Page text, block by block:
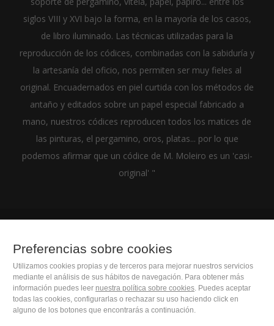
siglos VIII y XVI bajo la forma, en la mayoría de los casos,
de libro iluminado. Las técnicas utilizadas para la
reproducción de los códices, combinadas con la sabiduría y
la artesanía del oficio, nos permiten ser muy fieles al
original. Encuadernados en piel curtida con los métodos de
antaño y editados sobre un papel especial fabricado a
mano, nuestros códices reproducen todos los matices de
las pinturas, el pergamino, oros, platas... por lo que
podemos afirmar que un códice de M. Moleiro es un 'casi-
original' "
(+34) 932 402 091
M. Moleiro Editor, S.A.
Travesera de Gracia, 17
E08021 Barcelona (Spain)
Preferencias sobre cookies
Utilizamos cookies propias y de terceros para mejorar nuestros servicios
mediante el análisis de sus hábitos de navegación. Para obtener más
información puedes leer nuestra política sobre cookies. Puedes aceptar
todas las cookies, configurarlas o rechazar su uso haciendo click en
alguno de los botones que encontrarás a continuación.